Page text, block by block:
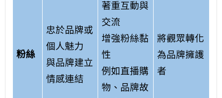
粉絲
忠於品牌或
個人魅力
與品牌建立
情感連結
著重互動與
交流
增強粉絲黏
性
例如直播購
物、品牌故
將觀眾轉化
為品牌擁護
者